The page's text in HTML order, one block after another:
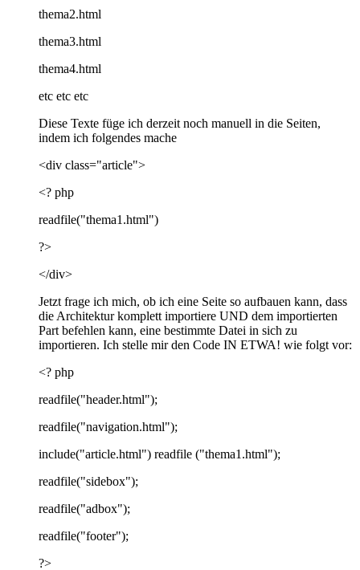
thema2.html
thema3.html
thema4.html
etc etc etc
Diese Texte füge ich derzeit noch manuell in die Seiten,
indem ich folgendes mache
<div class="article">
<? php
readfile("thema1.html")
?>
</div>
Jetzt frage ich mich, ob ich eine Seite so aufbauen kann, dass
die Architektur komplett importiere UND dem importierten
Part befehlen kann, eine bestimmte Datei in sich zu
importieren. Ich stelle mir den Code IN ETWA! wie folgt vor:
<? php
readfile("header.html");
readfile("navigation.html");
include("article.html") readfile ("thema1.html");
readfile("sidebox");
readfile("adbox");
readfile("footer");
?>